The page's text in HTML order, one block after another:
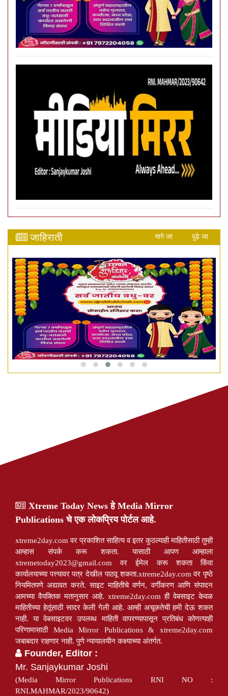
जाहिराती मागे जा पुढे जा
Xtreme Today News हे Media Mirror
Publications चे एक लोकप्रिय पोर्टल आहे.
xtreme2day.com वर प्रकाशित साहित्य व इतर कुठल्याही माहितीसाठी तुम्ही
आम्हास संपर्क करू शकता. यासाठी आपण आम्हाला
xtremetoday2023@gmail.com वर ईमेल करू शकता किंवा
कार्यालयाच्या पत्त्यावर पत्र देखील पाठवू शकता.xtreme2day.com वर पृष्ठे
नियमितपणे अद्यावत करते. साइट माहितीचे वर्णन, वर्गीकरण आणि संपादन
आमच्या वैयक्तिक मतानुसार आहे. xtreme2day.com ही वेबसाइट केवळ
माहितीच्या हेतूंसाठी सादर केली गेली आहे. आम्ही अचूकतेची हमी देऊ शकत
नाही. या वेबसाइटवर उपलब्ध माहिती वापरण्यापासून प्रतिबंध कोणत्याही
परिणामासाठी Media Mirror Publications & xtreme2day.com
जबाबदार राहणार नाही. पुणे न्यायालयीन कक्ष्याच्या अंतर्गत.
Founder, Editor :
Mr. Sanjaykumar Joshi
(Media Mirror Publications RNI NO :
RNI.MAHMAR/2023/90642)